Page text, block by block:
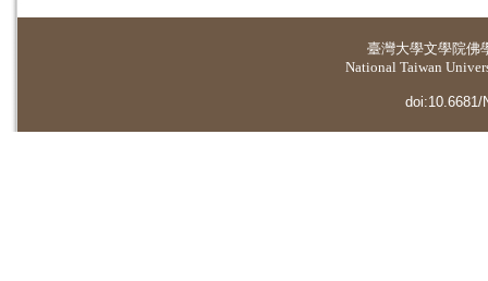
臺灣大學文學院佛
National Taiwan
doi:10.6681/